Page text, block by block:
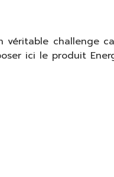
challenge
ici le produit